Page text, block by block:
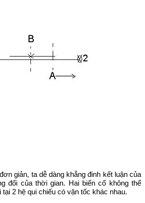
giản, ta dễ dàng khẳng đinh kết luận của
đối của thời gian. Hai biến cố không thể
2 hệ qui chiếu có vận tốc khác nhau.